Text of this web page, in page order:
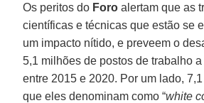
Os peritos do Foro alertam que as
científicas e técnicas que estão se
um impacto nítido, e preveem o
5,1 milhões de postos de trabalho a
entre 2015 e 2020. Por um lado,
que eles denominam como “white